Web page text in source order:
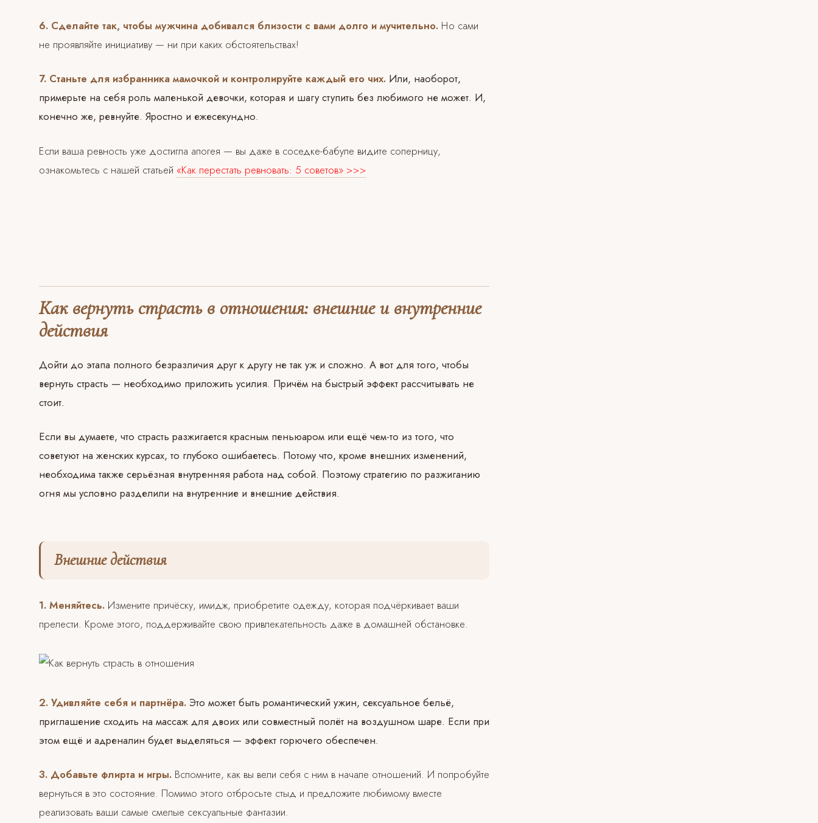
6. Сделайте так, чтобы мужчина добивался близости с вами долго и мучительно. Но сами
не проявляйте инициативу — ни при каких обстоятельствах!
7. Станьте для избранника мамочкой и контролируйте каждый его чих. Или, наоборот,
примерьте на себя роль маленькой девочки, которая и шагу ступить без любимого не может. И,
конечно же, ревнуйте. Яростно и ежесекундно.
Если ваша ревность уже достигла апогея — вы даже в соседке-бабуле видите соперницу,
ознакомьтесь с нашей статьей «Как перестать ревновать: 5 советов» >>>
Как вернуть страсть в отношения: внешние и внутренние
действия
Дойти до этапа полного безразличия друг к другу не так уж и сложно. А вот для того, чтобы
вернуть страсть — необходимо приложить усилия. Причём на быстрый эффект рассчитывать не
стоит.
Если вы думаете, что страсть разжигается красным пеньюаром или ещё чем-то из того, что
советуют на женских курсах, то глубоко ошибаетесь. Потому что, кроме внешних изменений,
необходима также серьёзная внутренняя работа над собой. Поэтому стратегию по разжиганию
огня мы условно разделили на внутренние и внешние действия.
Внешние действия
1. Меняйтесь. Измените причёску, имидж, приобретите одежду, которая подчёркивает ваши
прелести. Кроме этого, поддерживайте свою привлекательность даже в домашней обстановке.
2. Удивляйте себя и партнёра. Это может быть романтический ужин, сексуальное бельё,
приглашение сходить на массаж для двоих или совместный полёт на воздушном шаре. Если при
этом ещё и адреналин будет выделяться — эффект горючего обеспечен.
3. Добавьте флирта и игры. Вспомните, как вы вели себя с ним в начале отношений. И попробуйте
вернуться в это состояние. Помимо этого отбросьте стыд и предложите любимому вместе
реализовать ваши самые смелые сексуальные фантазии.